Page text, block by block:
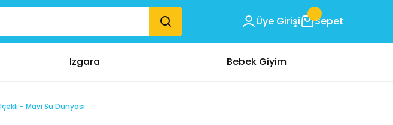
Üye Girişi Sepet
Izgara Bebek Giyim
- Mavi Su Dünyası